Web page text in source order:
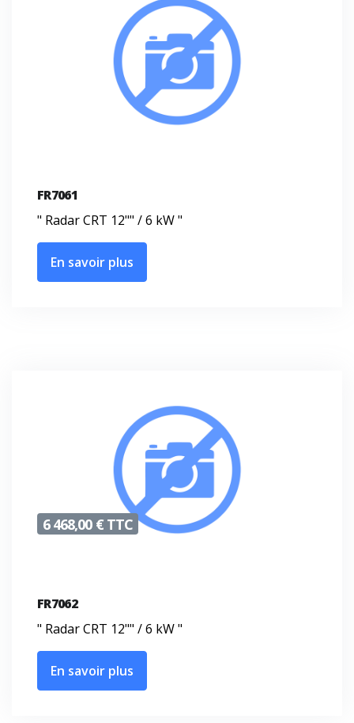
FR7061
" Radar CRT 12"" / 6 kW "
En savoir plus
6 468,00 € TTC
FR7062
" Radar CRT 12"" / 6 kW "
En savoir plus